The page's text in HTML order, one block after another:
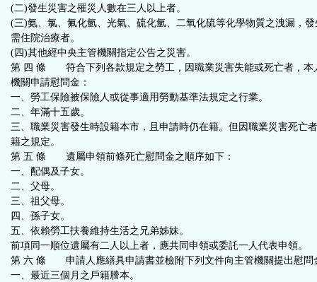
(二)發生災害之罹災人數在三人以上者。
(三)氨、氯、氟化氫、光氣、硫化氫、二氧化硫等化學物質之洩漏，
需住院治療者。
(四)其他經中央主管機關指定公告之災害。
第 四 條 符合下列各款規定之勞工，因職業災害失能或死亡者，本
機關申請慰問金：
一、勞工保險被保險人或從事適用勞動基準法規定之行業。
二、年滿十五歲。
三、職業災害發生時設籍本市，且申請時仍在籍。但因職業災害死亡
籍之規定。
第 五 條 遺屬申領前條死亡慰問金之順序如下：
一、配偶及子女。
二、父母。
三、祖父母。
四、孫子女。
五、依賴勞工扶養維持生活之兄弟姊妹。
前項同一順位遺屬有二人以上者，應共同申領或委託一人代表申領。
第 六 條 申請人應繕具申請書並檢附下列文件向主管機關提出慰問
一、最近三個月之戶籍謄本。